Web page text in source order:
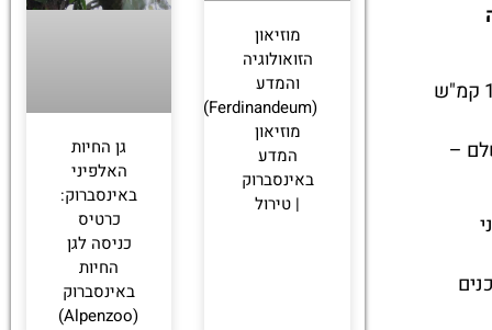
– שבו הגולשים מגיעים למהירות של כ־140 קמ"ש
–
מוזיאון
הזואולוגיה
והמדע
(Ferdinandeum):
מוזיאון
המדע
באינסברוק
| טירול
גן החיות
האלפיני
באינסברוק:
כרטיס
כניסה לגן
החיות
באינסברוק
(Alpenzoo)